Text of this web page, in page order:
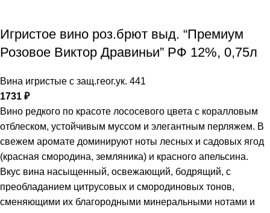
Игристое вино роз.брют выд. “Премиум
Розовое Виктор Дравиньи” РФ 12%, 0,75л
Вина игристые с защ.геог.ук. 441
1731 ₽
Вино редкого по красоте лососевого цвета с коралловым
отблеском, устойчивым муссом и элегантным перляжем. В
свежем аромате доминируют ноты лесных и садовых ягод
(красная смородина, земляника) и красного апельсина.
Вкус вина насыщенный, освежающий, бодрящий, с
преобладанием цитрусовых и смородиновых тонов,
сменяющими их благородными минеральными нотами и